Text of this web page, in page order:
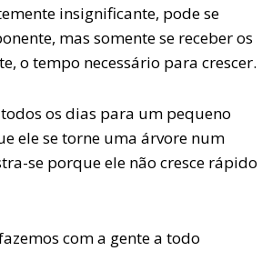
insignificante, pode se
mas somente se receber os
o tempo necessário para crescer.
os dias para um pequeno
ele se torne uma árvore num
se porque ele não cresce rápido
com a gente a todo